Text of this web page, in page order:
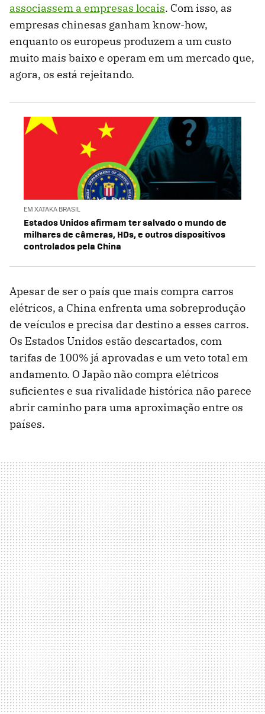
associassem a empresas locais. Com isso, as
empresas chinesas ganham know-how,
enquanto os europeus produzem a um custo
muito mais baixo e operam em um mercado que,
agora, os está rejeitando.
EM XATAKA BRASIL
Estados Unidos afirmam ter salvado o mundo de
milhares de câmeras, HDs, e outros dispositivos
controlados pela China
Apesar de ser o país que mais compra carros
elétricos, a China enfrenta uma sobreprodução
de veículos e precisa dar destino a esses carros.
Os Estados Unidos estão descartados, com
tarifas de 100% já aprovadas e um veto total em
andamento. O Japão não compra elétricos
suficientes e sua rivalidade histórica não parece
abrir caminho para uma aproximação entre os
países.